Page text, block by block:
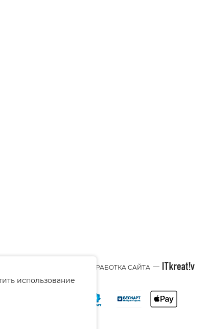
—
РАЗРАБОТКА САЙТА
использование